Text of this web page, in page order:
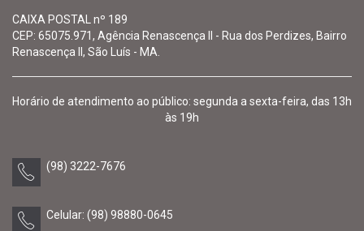
CAIXA POSTAL nº 189
CEP: 65075.971, Agência Renascença II - Rua dos Perdizes, Bairro
Renascença II, São Luís - MA.
Horário de atendimento ao público: segunda a sexta-feira, das 13h
às 19h
(98) 3222-7676
Celular: (98) 98880-0645